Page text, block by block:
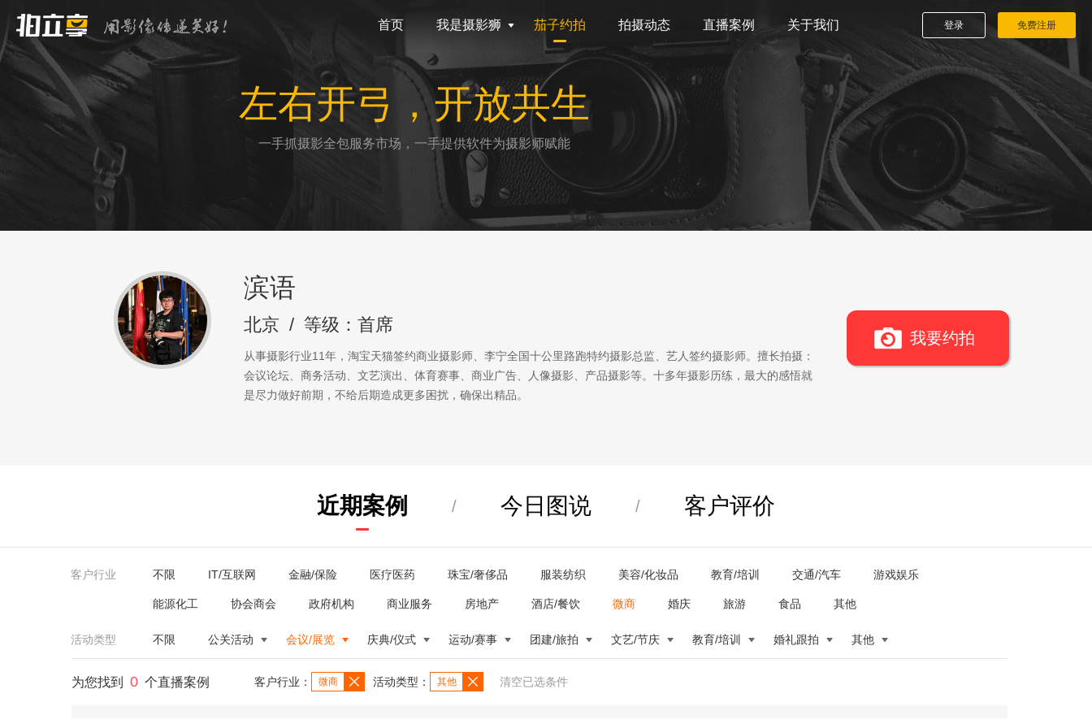
首页 我是摄影狮 茄子约拍 拍摄动态 直播案例 关于我们 登录 免费注册
左右开弓，开放共生
一手抓摄影全包服务市场，一手提供软件为摄影师赋能
滨语
北京 / 等级：首席
从事摄影行业11年，淘宝天猫签约商业摄影师、李宁全国十公里路跑特约摄影总监、艺人签约摄影师。擅长拍摄：
会议论坛、商务活动、文艺演出、体育赛事、商业广告、人像摄影、产品摄影等。十多年摄影历练，最大的感悟就
是尽力做好前期，不给后期造成更多困扰，确保出精品。
我要约拍
近期案例 / 今日图说 / 客户评价
客户行业 不限 IT/互联网 金融/保险 医疗医药 珠宝/奢侈品 服装纺织 美容/化妆品 教育/培训 交通/汽车 游戏娱乐
能源化工 协会商会 政府机构 商业服务 房地产 酒店/餐饮 微商 婚庆 旅游 食品 其他
活动类型 不限 公关活动 会议/展览 庆典/仪式 运动/赛事 团建/旅拍 文艺/节庆 教育/培训 婚礼跟拍 其他
为您找到 0 个直播案例 客户行业： 微商 活动类型： 其他 清空已选条件